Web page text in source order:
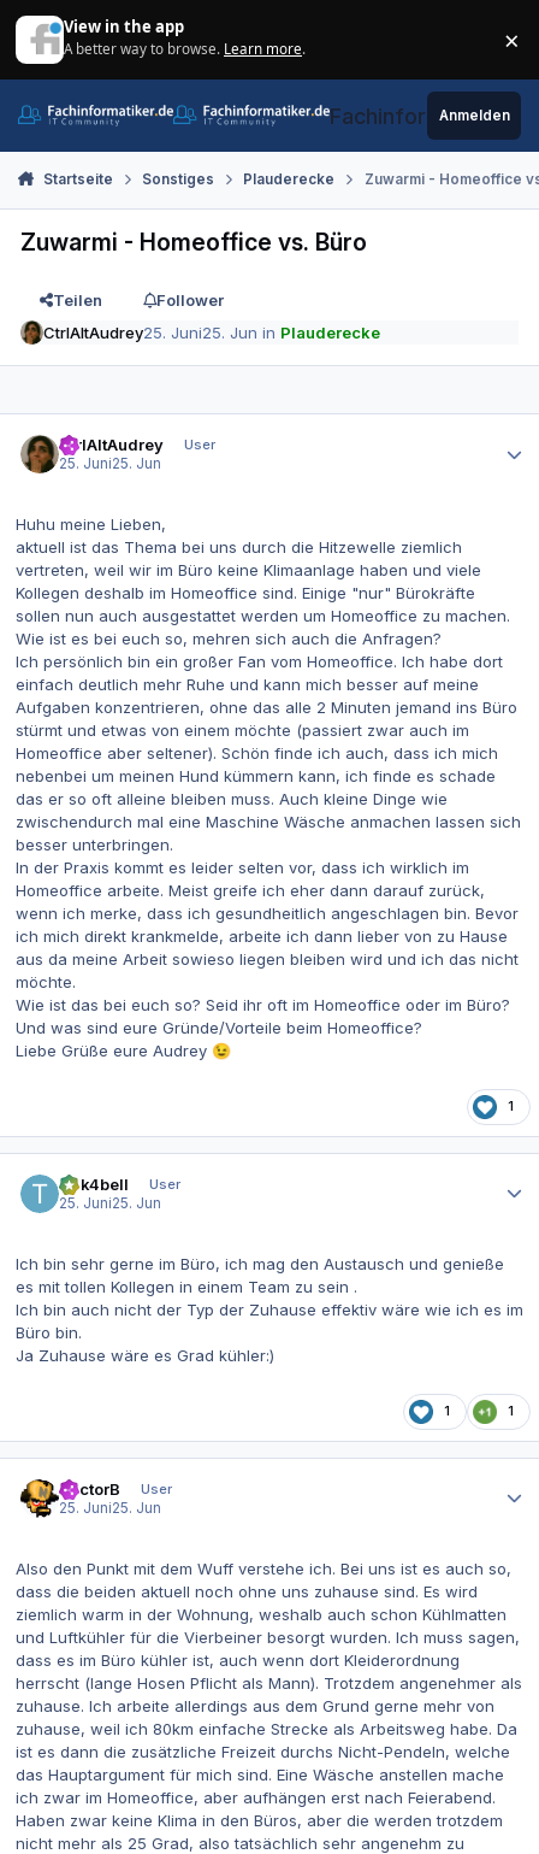
View in the app
A better way to browse. Learn more. ×
Fachinformatiker.de
Anmelden
Startseite Sonstiges Plauderecke Zuwarmi - Homeoffice
Zuwarmi - Homeoffice vs. Büro
Teilen
Follower
CtrlAltAudrey25. Juni25. Jun in Plauderecke
CtrlAltAudrey
User
25. Juni25. Jun
Huhu meine Lieben,
aktuell ist das Thema bei uns durch die Hitzewelle ziemlich
vertreten, weil wir im Büro keine Klimaanlage haben und viele
Kollegen deshalb im Homeoffice sind. Einige "nur" Bürokräfte
sollen nun auch ausgestattet werden um Homeoffice zu machen.
Wie ist es bei euch so, mehren sich auch die Anfragen?
Ich persönlich bin ein großer Fan vom Homeoffice. Ich habe dort
einfach deutlich mehr Ruhe und kann mich besser auf meine
Aufgaben konzentrieren, ohne das alle 2 Minuten jemand ins Büro
stürmt und etwas von einem möchte (passiert zwar auch im
Homeoffice aber seltener). Schön finde ich auch, dass ich mich
nebenbei um meinen Hund kümmern kann, ich finde es schade
das er so oft alleine bleiben muss. Auch kleine Dinge wie
zwischendurch mal eine Maschine Wäsche anmachen lassen sich
besser unterbringen.
In der Praxis kommt es leider selten vor, dass ich wirklich im
Homeoffice arbeite. Meist greife ich eher dann darauf zurück,
wenn ich merke, dass ich gesundheitlich angeschlagen bin. Bevor
ich mich direkt krankmelde, arbeite ich dann lieber von zu Hause
aus da meine Arbeit sowieso liegen bleiben wird und ich das nicht
möchte.
Wie ist das bei euch so? Seid ihr oft im Homeoffice oder im Büro?
Und was sind eure Gründe/Vorteile beim Homeoffice?
Liebe Grüße eure Audrey 😉
1
t1nk4bell
User
25. Juni25. Jun
Ich bin sehr gerne im Büro, ich mag den Austausch und genieße
es mit tollen Kollegen in einem Team zu sein .
Ich bin auch nicht der Typ der Zuhause effektiv wäre wie ich es im
Büro bin.
Ja Zuhause wäre es Grad kühler:)
1 1
DoctorB
User
25. Juni25. Jun
Also den Punkt mit dem Wuff verstehe ich. Bei uns ist es auch so,
dass die beiden aktuell noch ohne uns zuhause sind. Es wird
ziemlich warm in der Wohnung, weshalb auch schon Kühlmatten
und Luftkühler für die Vierbeiner besorgt wurden. Ich muss sagen,
dass es im Büro kühler ist, auch wenn dort Kleiderordnung
herrscht (lange Hosen Pflicht als Mann). Trotzdem angenehmer als
zuhause. Ich arbeite allerdings aus dem Grund gerne mehr von
zuhause, weil ich 80km einfache Strecke als Arbeitsweg habe. Da
ist es dann die zusätzliche Freizeit durchs Nicht-Pendeln, welche
das Hauptargument für mich sind. Eine Wäsche anstellen mache
ich zwar im Homeoffice, aber aufhängen erst nach Feierabend.
Haben zwar keine Klima in den Büros, aber die werden trotzdem
nicht mehr als 25 Grad, also tatsächlich sehr angenehm zu